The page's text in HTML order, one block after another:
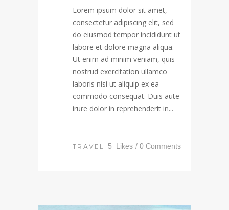
Lorem ipsum dolor sit amet,
consectetur adipiscing elit, sed
do eiusmod tempor incididunt ut
labore et dolore magna aliqua.
Ut enim ad minim veniam, quis
nostrud exercitation ullamco
laboris nisi ut aliquip ex ea
commodo consequat. Duis aute
irure dolor in reprehenderit in...
TRAVEL 5 Likes 0 Comments